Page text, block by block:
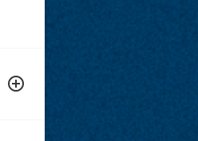
add_circle_outline